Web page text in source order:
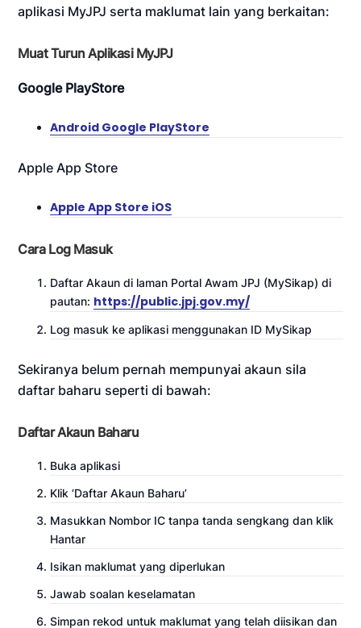
aplikasi MyJPJ serta maklumat lain yang berkaitan:
Muat Turun Aplikasi MyJPJ
Google PlayStore
Android Google PlayStore
Apple App Store
Apple App Store iOS
Cara Log Masuk
Daftar Akaun di laman Portal Awam JPJ (MySikap) di
pautan: https://public.jpj.gov.my/
Log masuk ke aplikasi menggunakan ID MySikap
Sekiranya belum pernah mempunyai akaun sila
daftar baharu seperti di bawah:
Daftar Akaun Baharu
Buka aplikasi
Klik ‘Daftar Akaun Baharu’
Masukkan Nombor IC tanpa tanda sengkang dan klik
Hantar
Isikan maklumat yang diperlukan
Jawab soalan keselamatan
Simpan rekod untuk maklumat yang telah diisikan dan